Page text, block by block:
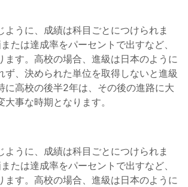
ように、成績は科目ごとにつけられま
たは達成率をパーセントで出すなど、
ます。高校の場合、進級は日本のように
ず、決められた単位を取得しないと進級
に高校の後半2年は、その後の進路に大
事な時期となります。
ように、成績は科目ごとにつけられま
たは達成率をパーセントで出すなど、
ます。高校の場合、進級は日本のように